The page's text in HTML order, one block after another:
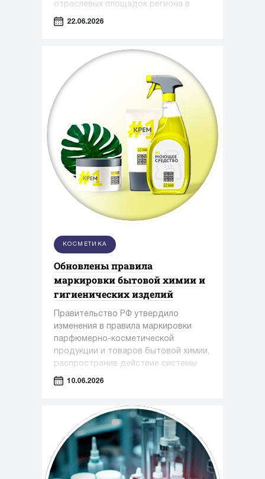
отраслевых площадок региона в
сфере медицины, фармацевтики и
22.06.2026
КОСМЕТИКА
Обновлены правила
маркировки бытовой химии и
гигиенических изделий
Правительство РФ утвердило
изменения в правила маркировки
парфюмерно-косметической
продукции и товаров бытовой химии,
распространив действие системы
обязательной маркировки на новые
10.06.2026